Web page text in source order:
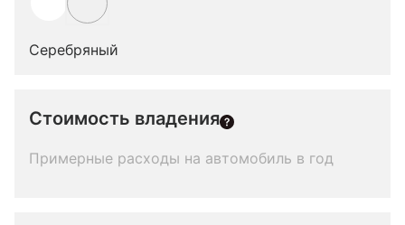
Серебряный
Стоимость владения
Примерные расходы на автомобиль в год